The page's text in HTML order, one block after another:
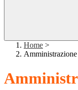
Home >
Amministrazione